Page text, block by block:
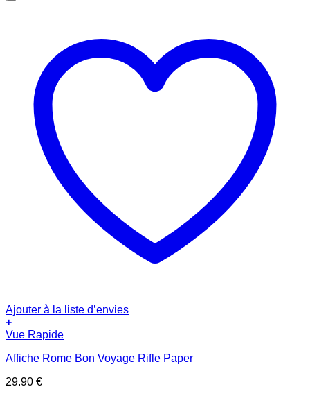
Ajouter à la liste d’envies
+
Vue Rapide
Affiche Rome Bon Voyage Rifle Paper
29.90 €